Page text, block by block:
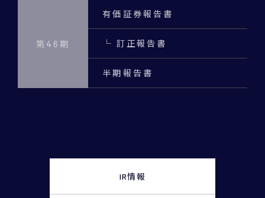
第46期
有価証券報告書
└ 訂正報告書
半期報告書
IR情報